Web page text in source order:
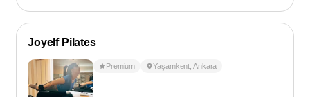
Joyelf Pilates
Premium Yaşamkent ,Ankara